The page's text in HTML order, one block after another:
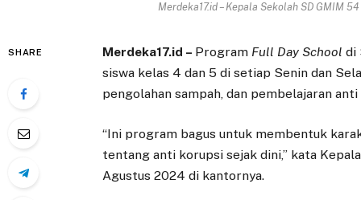
Merdeka17.id – Kepala Sekolah SD GMIM
SHARE Merdeka17.id – Program Full Day School di
siswa kelas 4 dan 5 di setiap Senin dan
pengolahan sampah, dan pembelajaran
“Ini program bagus untuk membentuk
tentang anti korupsi sejak dini,” kata
Agustus 2024 di kantornya.